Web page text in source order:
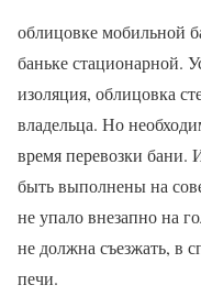
облицовке мобильной
баньке стационарной.
изоляция, облицовка
владельца. Но
время перевозки бани.
быть выполнены на
не упало внезапно на
не должна съезжать, в
печи.